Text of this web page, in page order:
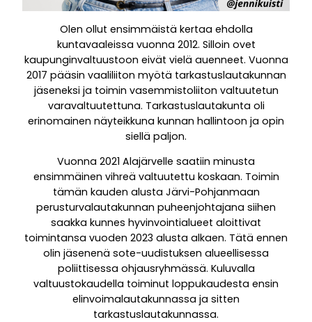
Olen ollut ensimmäistä kertaa ehdolla
kuntavaaleissa vuonna 2012. Silloin ovet
kaupunginvaltuustoon eivät vielä auenneet. Vuonna
2017 pääsin vaaliliiton myötä tarkastuslautakunnan
jäseneksi ja toimin vasemmistoliiton valtuutetun
varavaltuutettuna. Tarkastuslautakunta oli
erinomainen näyteikkuna kunnan hallintoon ja opin
siellä paljon.
Vuonna 2021 Alajärvelle saatiin minusta
ensimmäinen vihreä valtuutettu koskaan. Toimin
tämän kauden alusta Järvi-Pohjanmaan
perusturvalautakunnan puheenjohtajana siihen
saakka kunnes hyvinvointialueet aloittivat
toimintansa vuoden 2023 alusta alkaen. Tätä ennen
olin jäsenenä sote-uudistuksen alueellisessa
poliittisessa ohjausryhmässä. Kuluvalla
valtuustokaudella toiminut loppukaudesta ensin
elinvoimalautakunnassa ja sitten
tarkastuslautakunnassa.